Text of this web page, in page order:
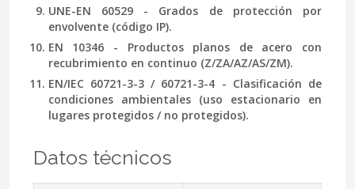
UNE-EN 60529 - Grados de protección por
envolvente (código IP).
EN 10346 - Productos planos de acero con
recubrimiento en continuo (Z/ZA/AZ/AS/ZM).
EN/IEC 60721-3-3 / 60721-3-4 - Clasificación de
condiciones ambientales (uso estacionario en
lugares protegidos / no protegidos).
Datos técnicos